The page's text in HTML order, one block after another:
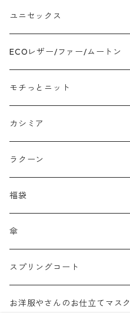
ツイード
ジャガード
接触冷感
プリント柄物
刺繍レース
メッシュ
チュール
フリンジ フェザー
シャギー
ユニセックス
ECOレザー/ファー/ムートン
モチっとニット
カシミア
ラクーン
福袋
傘
スプリングコート
お洋服やさんのお仕立てマスク